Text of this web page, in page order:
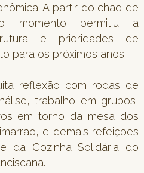
A partir do chão de
momento permitiu a
e prioridades de
para os próximos anos.
reflexão com rodas de
trabalho em grupos,
em torno da mesa dos
e demais refeições
da Cozinha Solidária do